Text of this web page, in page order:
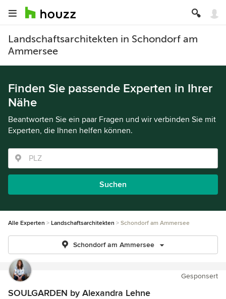
Landschaftsarchitekten in Schondorf am
Ammersee
Finden Sie passende Experten in Ihrer
Nähe
Beantworten Sie ein paar Fragen und wir verbinden Sie mit
Experten, die Ihnen helfen können.
Suchen
Alle Experten Landschaftsarchitekten Schondorf am Ammersee
Schondorf am Ammersee
Gesponsert
SOULGARDEN by Alexandra Lehne